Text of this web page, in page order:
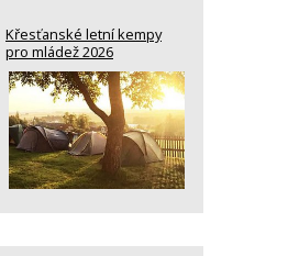
Křesťanské letní kempy
pro mládež 2026